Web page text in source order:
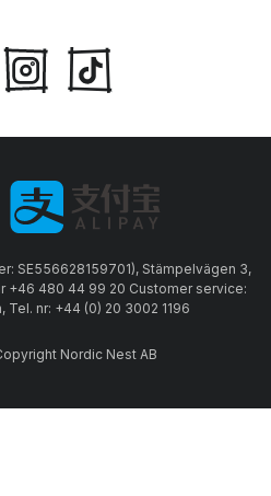
SE556628159701), Stämpelvägen 3,
+46 480 44 99 20 Customer service:
nr: +44 (0) 20 3002 1196
Nordic Nest AB